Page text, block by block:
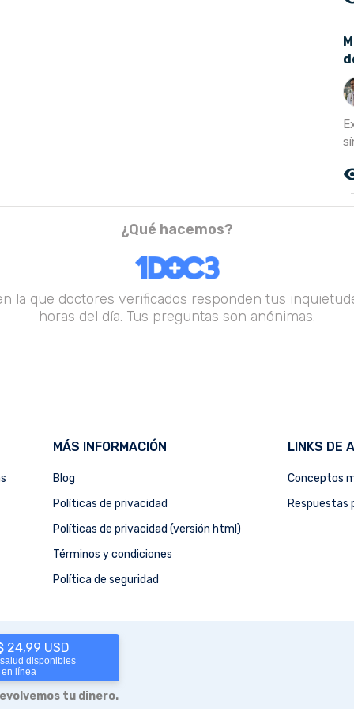
¿Qué hacemos?
la que doctores verificados responden tus
horas del día. Tus preguntas son anónimas.
24,99 USD
disponibles
línea
tu dinero.
MÁS INFORMACIÓN
Blog
Políticas de privacidad
Políticas de privacidad (versión html)
Términos y condiciones
Política de seguridad
LINKS DE
Conceptos
Respuestas